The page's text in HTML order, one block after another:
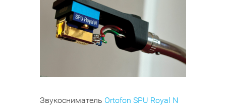
Звукосниматель Ortofon SPU Royal N